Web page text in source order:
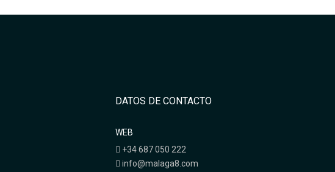
DATOS DE CONTACTO
WEB
+34 687 050 222
info@malaga8.com